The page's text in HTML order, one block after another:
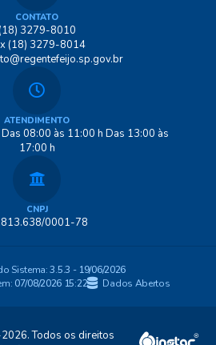
CONTATO
3279-8010
(18) 3279-8014
ATENDIMENTO
08:00 às 11:00 h Das 13:00 às
17:00 h
CNPJ
0001-78
Sistema:3.5.3 - 19/06/2026
07/08/2026 15:22 Dados Abertos
Todos os direitos